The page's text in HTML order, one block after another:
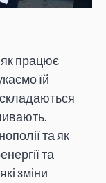
як працює
їй
та як
та
зміни